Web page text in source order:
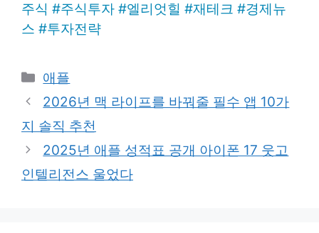
주식 #주식투자 #엘리엇힐 #재테크 #경제뉴
스 #투자전략
Categories
애플
2026년 맥 라이프를 바꿔줄 필수 앱 10가
지 솔직 추천
2025년 애플 성적표 공개 아이폰 17 웃고
인텔리전스 울었다